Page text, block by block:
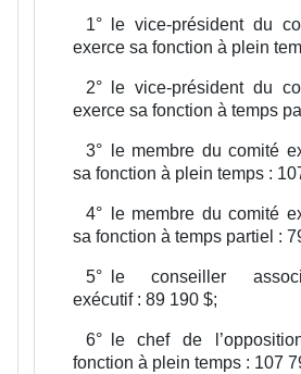
1°
le vice-président du
exerce sa fonction à plein
2°
le vice-président du
exerce sa fonction à temps
3°
le membre du comité
sa fonction à plein temps :
4°
le membre du comité
sa fonction à temps partiel :
5°
le conseiller
exécutif : 89 190 $;
6°
le chef de
fonction à plein temps : 107